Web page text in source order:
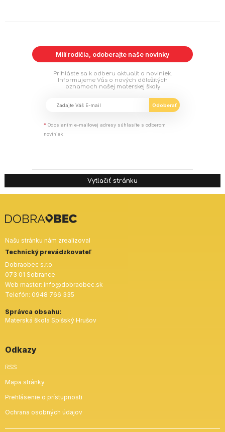
Milí rodičia, odoberajte naše novinky
Prihláste sa k odberu aktualit a noviniek.
Informujeme Vás o nových dôležitých
oznamoch našej materskej školy
* Odoslaním e-mailovej adresy súhlasíte s odberom
noviniek
Vytlačiť stránku
Našu stránku nám zrealizoval
Technický prevádzkovateľ
Dobraobec s.r.o.
073 01 Sobrance
Web master: info@dobraobec.sk
Telefón: 0948 766 335
Správca obsahu:
Materská škola Spišský Hrušov
Odkazy
RSS
Mapa stránky
Prehlásenie o prístupnosti
Ochrana osobných údajov